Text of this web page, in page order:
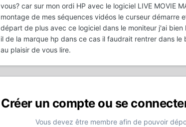
vous? car sur mon ordi HP avec le logiciel LIVE MOVIE
montage de mes séquences vidéos le curseur
départ de plus avec ce logiciel dans le moniteur j'ai
il de la marque hp dans ce cas il faudrait rentrer dans
au plaisir de vous lire.
Créer un compte ou se
Vous devez être membre afin de pouvoir